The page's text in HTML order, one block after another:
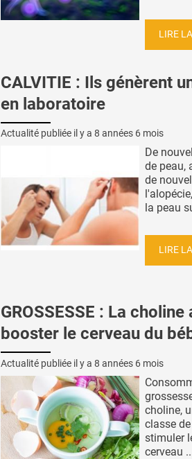
LIRE
CALVITIE : Ils génèrent
en laboratoire
Actualité publiée il y a 8 années 6 mois
De
de peau,
de
la peau
LIRE
GROSSESSE : La
booster le cerveau du
Actualité publiée il y a 8 années 6 mois
choline,
classe
stimuler
cerveau